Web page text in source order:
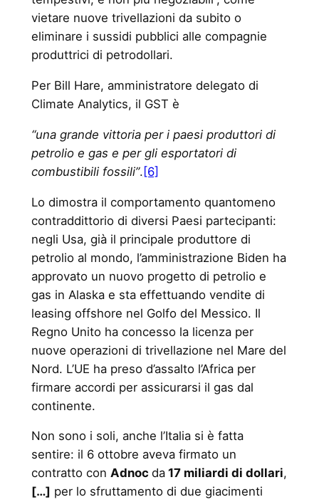
vietare nuove trivellazioni da subito o
eliminare i sussidi pubblici alle compagnie
produttrici di petrodollari.
Per Bill Hare, amministratore delegato di
Climate Analytics, il GST è
“una grande vittoria per i paesi produttori di
petrolio e gas e per gli esportatori di
combustibili fossili”.[6]
Lo dimostra il comportamento quantomeno
contraddittorio di diversi Paesi partecipanti:
negli Usa, già il principale produttore di
petrolio al mondo, l’amministrazione Biden ha
approvato un nuovo progetto di petrolio e
gas in Alaska e sta effettuando vendite di
leasing offshore nel Golfo del Messico. Il
Regno Unito ha concesso la licenza per
nuove operazioni di trivellazione nel Mare del
Nord. L’UE ha preso d’assalto l’Africa per
firmare accordi per assicurarsi il gas dal
continente.
Non sono i soli, anche l’Italia si è fatta
sentire: il 6 ottobre aveva firmato un
contratto con Adnoc da17 miliardi di dollari,
[…] per lo sfruttamento di due giacimenti